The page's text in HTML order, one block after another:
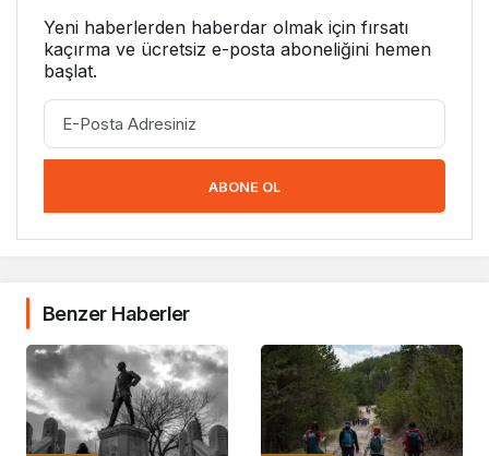
Yeni haberlerden haberdar olmak için fırsatı
kaçırma ve ücretsiz e-posta aboneliğini hemen
başlat.
ABONE OL
Benzer Haberler